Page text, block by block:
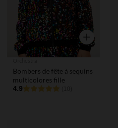
Aperçu
Bombers de fête à sequins
multicolores fille
4.9